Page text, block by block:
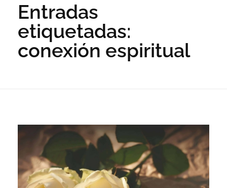
Entradas
etiquetadas:
conexión espiritual